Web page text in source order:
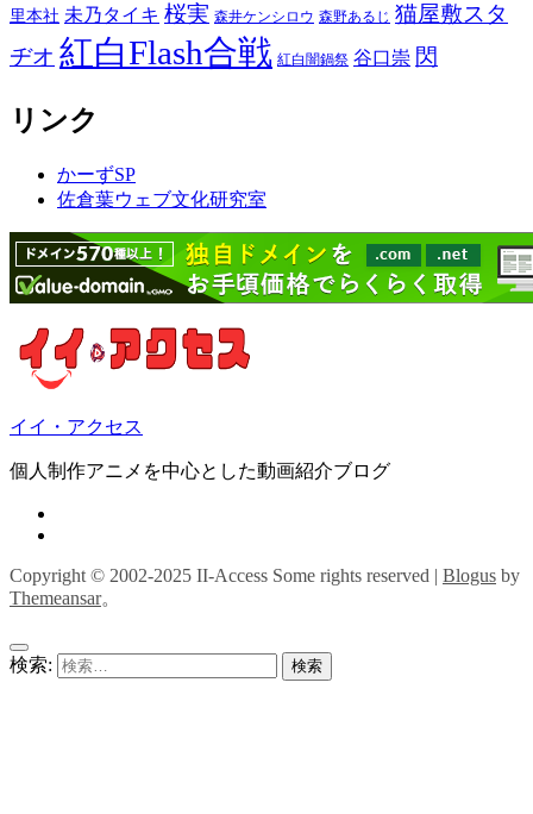
里本社 未乃タイキ 桜実 森井ケンシロウ 森野あるじ 猫屋敷スタ
ヂオ 紅白Flash合戦 紅白闇鍋祭 谷口崇 閃
リンク
かーずSP
佐倉葉ウェブ文化研究室
イイ・アクセス
個人制作アニメを中心とした動画紹介ブログ
Copyright © 2002-2025 II-Access Some rights reserved | Blogus by
Themeansar。
検索: